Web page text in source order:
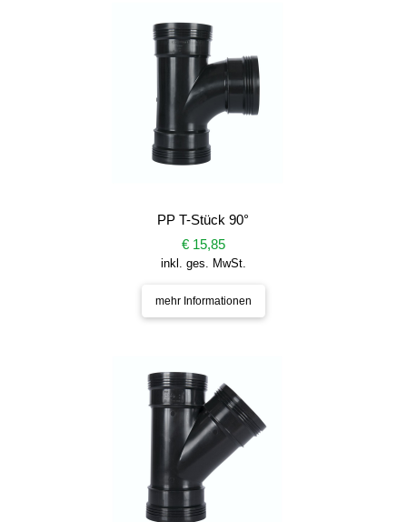
PP T-Stück 90°
€ 15,85
inkl. ges. MwSt.
mehr Informationen